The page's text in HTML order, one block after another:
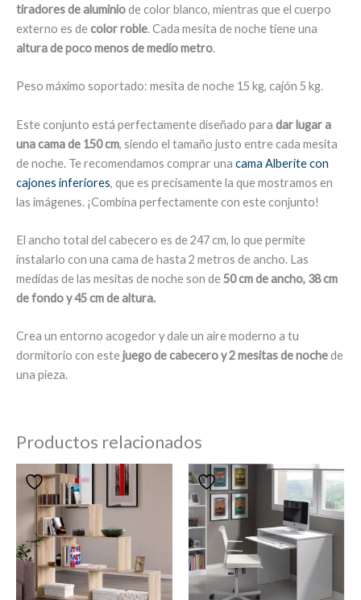
tiradores de aluminiode color blanco, mientras que el cuerpo
externo es decolor roble. Cada mesita de noche tiene una
altura de poco menos de medio metro.
Peso máximo soportado: mesita de noche 15 kg, cajón 5 kg.
Este conjunto está perfectamente diseñado para dar lugar a
una cama de 150 cm, siendo el tamaño justo entre cada mesita
de noche. Te recomendamos comprar una cama Alberite con
cajones inferiores, que es precisamente la que mostramos en
las imágenes. ¡Combina perfectamente con este conjunto!
El ancho total del cabecero es de 247 cm, lo que permite
instalarlo con una cama de hasta 2 metros de ancho. Las
medidas de las mesitas de noche son de50 cm de ancho, 38 cm
de fondo y 45 cm de altura.
Crea un entorno acogedor y dale un aire moderno a tu
dormitorio con estejuego de cabecero y 2 mesitas de nochede
una pieza.
Productos relacionados